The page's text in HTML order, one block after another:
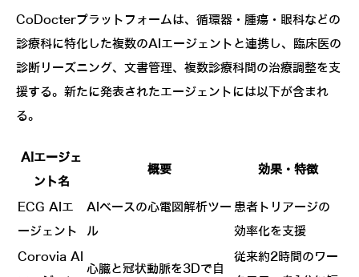
CoDocterプラットフォームは、循環器・腫瘍・眼科などの
診療科に特化した複数のAIエージェントと連携し、臨床医の
診断リーズニング、文書管理、複数診療科間の治療調整を支
援する。新たに発表されたエージェントには以下が含まれ
る。
AIエージェ
ント名
概要 効果・特徴
ECG AIエ
ージェント
AIベースの心電図解析ツー
ル
患者トリアージの
効率化を支援
Corovia AI
心臓と冠状動脈を3Dで自
従来約2時間のワー